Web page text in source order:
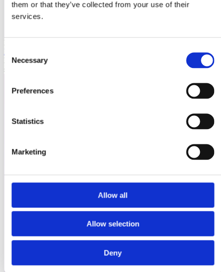
them or that they’ve collected from your use of their
services.
Consent
Selection
Necessary
Preferences
Statistics
Marketing
Allow all
Allow selection
Deny
Laioutr
Emporix
Emporix ist eine composable, API-first Commerce-Plattform für
skalierbare B2B- und B2C-Szenarien.